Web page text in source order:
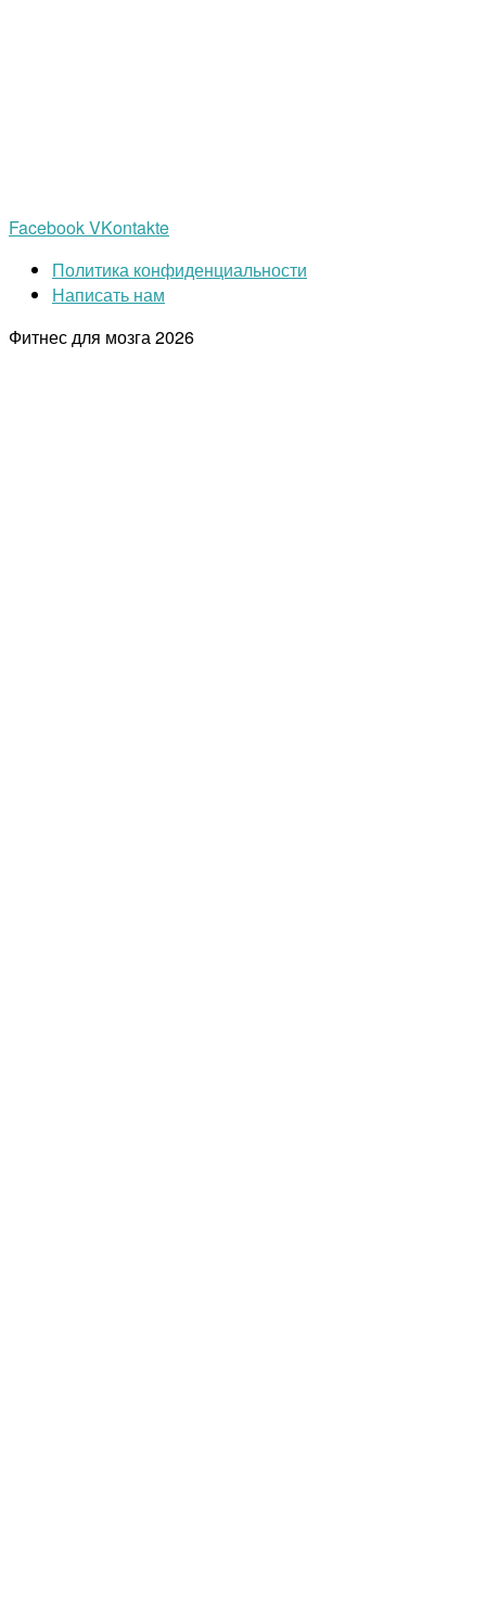
FacebookVKontakte
Политика конфиденциальности
Написать нам
Фитнес для мозга2026